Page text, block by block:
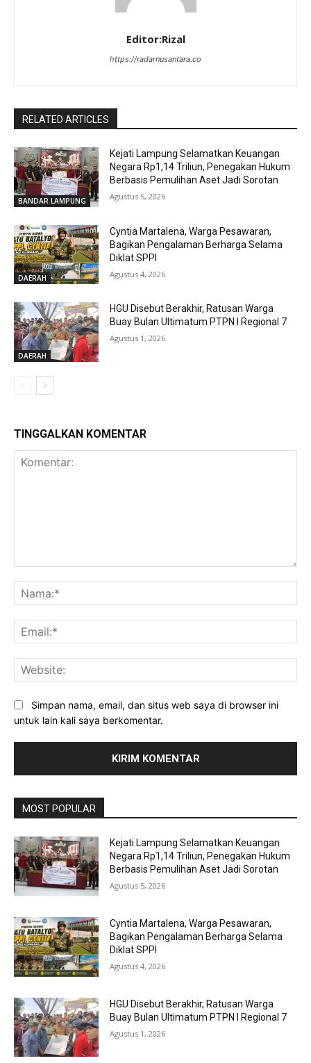
Editor:Rizal
https://radarnusantara.co
RELATED ARTICLES
BANDAR LAMPUNG
Kejati Lampung Selamatkan Keuangan
Negara Rp1,14 Triliun, Penegakan Hukum
Berbasis Pemulihan Aset Jadi Sorotan
Agustus 5, 2026
DAERAH
Cyntia Martalena, Warga Pesawaran,
Bagikan Pengalaman Berharga Selama
Diklat SPPI
Agustus 4, 2026
DAERAH
HGU Disebut Berakhir, Ratusan Warga
Buay Bulan Ultimatum PTPN I Regional 7
Agustus 1, 2026
TINGGALKAN KOMENTAR
Simpan nama, email, dan situs web saya di browser ini
untuk lain kali saya berkomentar.
MOST POPULAR
Kejati Lampung Selamatkan Keuangan
Negara Rp1,14 Triliun, Penegakan Hukum
Berbasis Pemulihan Aset Jadi Sorotan
Agustus 5, 2026
Cyntia Martalena, Warga Pesawaran,
Bagikan Pengalaman Berharga Selama
Diklat SPPI
Agustus 4, 2026
HGU Disebut Berakhir, Ratusan Warga
Buay Bulan Ultimatum PTPN I Regional 7
Agustus 1, 2026